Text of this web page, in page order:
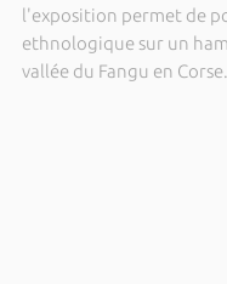
l'exposition permet de
ethnologique sur un
vallée du Fangu en Corse.